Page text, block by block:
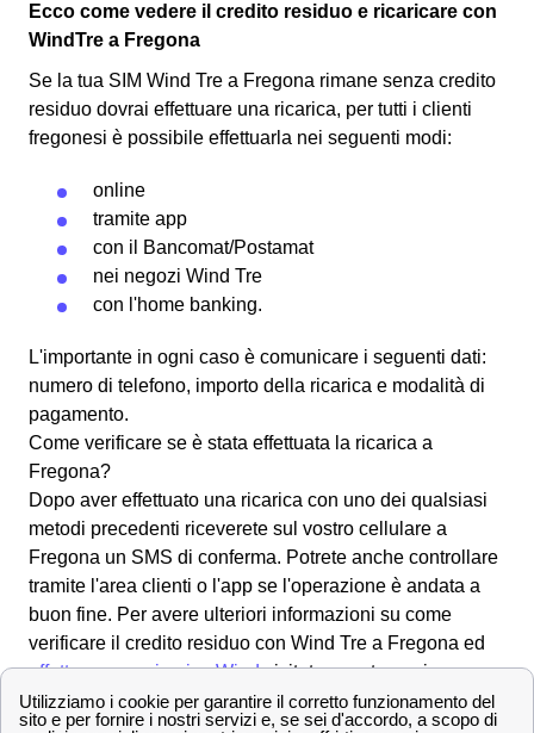
Ecco come vedere il credito residuo e ricaricare con
WindTre a Fregona
Se la tua SIM Wind Tre a Fregona rimane senza credito
residuo dovrai effettuare una ricarica, per tutti i clienti
fregonesi è possibile effettuarla nei seguenti modi:
online
tramite app
con il
Bancomat/Postamat
nei negozi Wind Tre
con l'home banking.
L'importante in ogni caso è comunicare i seguenti dati:
numero di telefono, importo della ricarica e modalità di
pagamento.
Come verificare se è stata effettuata la ricarica a
Fregona?
Dopo aver effettuato una ricarica con uno dei qualsiasi
metodi precedenti riceverete sul vostro cellulare a
Fregona un SMS di conferma. Potrete anche controllare
tramite l'area clienti o l'app se l'operazione è andata a
buon fine. Per avere ulteriori informazioni su come
verificare il credito residuo con Wind Tre a Fregona ed
effettuare una ricarica Windvisitate questa pagina.
Tutti i numeri Wind Tre per l'assistenza clienti a